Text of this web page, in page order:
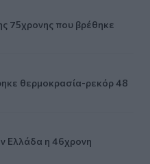
75χρονης που βρέθηκε
θερμοκρασία-ρεκόρ 48
Ελλάδα η 46χρονη